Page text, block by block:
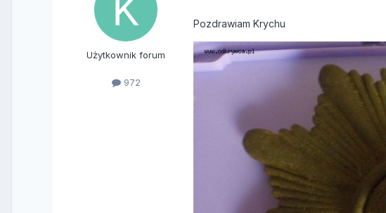
Użytkownik forum
972
Pozdrawiam Krychu